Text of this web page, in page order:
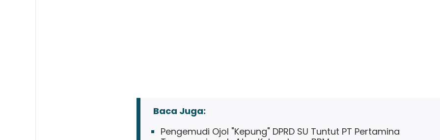
Baca Juga:
Pengemudi Ojol "Kepung" DPRD SU Tuntut PT Pertamina